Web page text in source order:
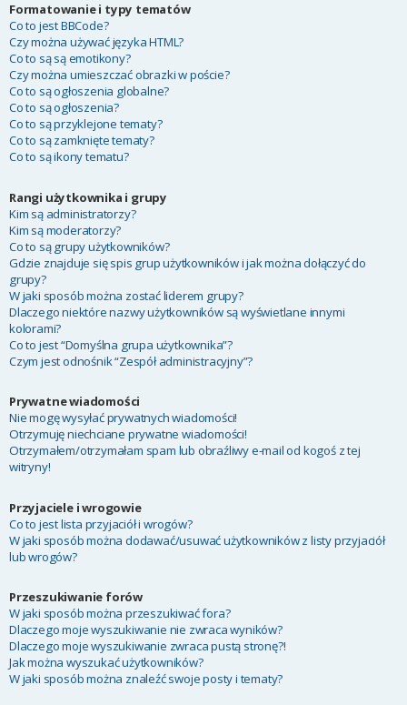
Formatowanie i typy tematów
Co to jest BBCode?
Czy można używać języka HTML?
Co to są są emotikony?
Czy można umieszczać obrazki w poście?
Co to są ogłoszenia globalne?
Co to są ogłoszenia?
Co to są przyklejone tematy?
Co to są zamknięte tematy?
Co to są ikony tematu?
Rangi użytkownika i grupy
Kim są administratorzy?
Kim są moderatorzy?
Co to są grupy użytkowników?
Gdzie znajduje się spis grup użytkowników i jak można dołączyć do
grupy?
W jaki sposób można zostać liderem grupy?
Dlaczego niektóre nazwy użytkowników są wyświetlane innymi
kolorami?
Co to jest “Domyślna grupa użytkownika”?
Czym jest odnośnik “Zespół administracyjny”?
Prywatne wiadomości
Nie mogę wysyłać prywatnych wiadomości!
Otrzymuję niechciane prywatne wiadomości!
Otrzymałem/otrzymałam spam lub obraźliwy e-mail od kogoś z tej
witryny!
Przyjaciele i wrogowie
Co to jest lista przyjaciół i wrogów?
W jaki sposób można dodawać/usuwać użytkowników z listy przyjaciół
lub wrogów?
Przeszukiwanie forów
W jaki sposób można przeszukiwać fora?
Dlaczego moje wyszukiwanie nie zwraca wyników?
Dlaczego moje wyszukiwanie zwraca pustą stronę?!
Jak można wyszukać użytkowników?
W jaki sposób można znaleźć swoje posty i tematy?